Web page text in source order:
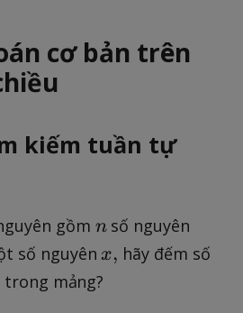
cơ bản trên
kiếm tuần tự
gồm n
nsố nguyên
_
số nguyên x
,
x, hãy đếm số
trong mảng?